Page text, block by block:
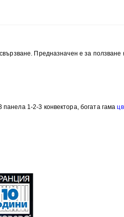
Предназначен е за ползване
панела 1-2-3 конвектора, богата гама